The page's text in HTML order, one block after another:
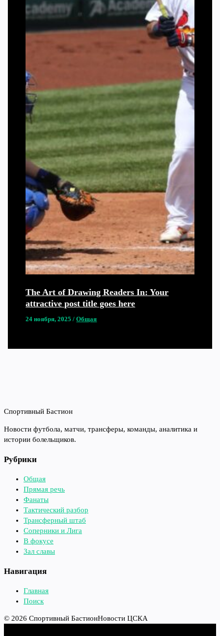
The Art of Drawing Readers In: Your
attractive post title goes here
24 ноября, 2025/Общая
Спортивный Бастион
Новости футбола, матчи, трансферы, команды, аналитика и
истории болельщиков.
Рубрики
Общая
Прямая речь
Фанаты
Тактический разбор
Трансферный штаб
Соперники и Лига
В фокусе
Зал славы
Навигация
Главная
Поиск
© 2026 Спортивный БастионНовости ЦСКА